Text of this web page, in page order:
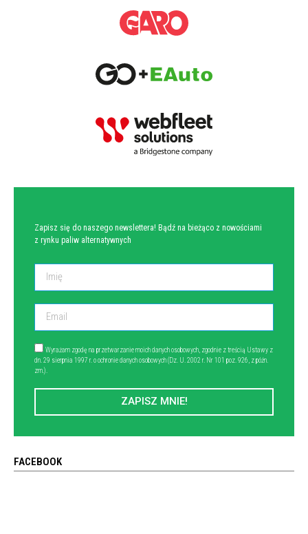
Zapisz się do naszego newslettera! Bądź na bieżąco z nowościami
z rynku paliw alternatywnych
Wyrażam zgodę na przetwarzanie moich danych osobowych, zgodnie z treścią Ustawy z
dn. 29 sierpnia 1997 r. o ochronie danych osobowych (Dz. U. 2002 r. Nr 101 poz. 926, z późn.
zm.).
ZAPISZ MNIE!
FACEBOOK